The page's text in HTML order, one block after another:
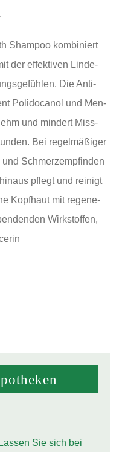
Sham­poo kom­bi­niert
der effek­ti­ven Lin­de­
Die Anti-
Poli­do­ca­nol und Men­
und min­dert Miss­
Bei regel­mä­ßi­ger
Schmerz­emp­fin­den
pflegt und rei­nigt
Kopf­haut mit rege­ne­
Wirk­stof­fen,
Sie sich bei